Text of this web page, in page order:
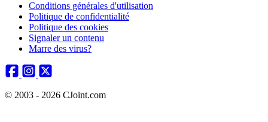
Conditions générales d'utilisation
Politique de confidentialité
Politique des cookies
Signaler un contenu
Marre des virus?
© 2003 - 2026 CJoint.com